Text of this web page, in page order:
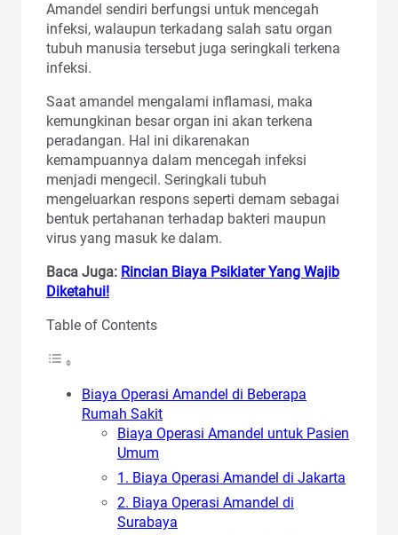
Amandel sendiri berfungsi untuk mencegah
infeksi, walaupun terkadang salah satu organ
tubuh manusia tersebut juga seringkali terkena
infeksi.
Saat amandel mengalami inflamasi, maka
kemungkinan besar organ ini akan terkena
peradangan. Hal ini dikarenakan
kemampuannya dalam mencegah infeksi
menjadi mengecil. Seringkali tubuh
mengeluarkan respons seperti demam sebagai
bentuk pertahanan terhadap bakteri maupun
virus yang masuk ke dalam.
Baca Juga: Rincian Biaya Psikiater Yang Wajib
Diketahui!
Table of Contents
Biaya Operasi Amandel di Beberapa
Rumah Sakit
Biaya Operasi Amandel untuk Pasien
Umum
1. Biaya Operasi Amandel di Jakarta
2. Biaya Operasi Amandel di
Surabaya